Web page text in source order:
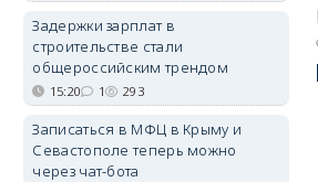
Задержки зарплат в
строительстве стали
общероссийским трендом
15:20 1 293
Записаться в МФЦ в Крыму и
Севастополе теперь можно
через чат-бота